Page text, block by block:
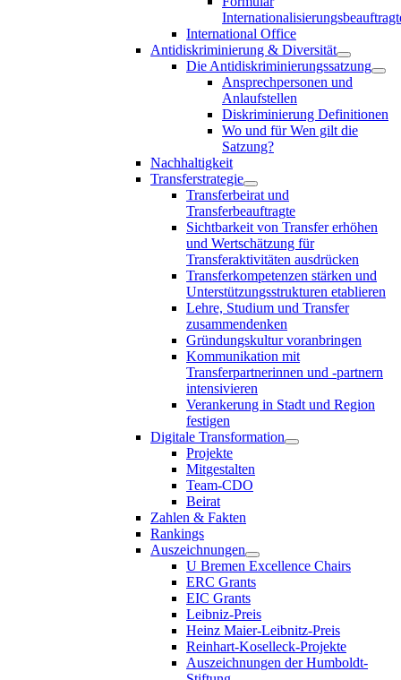
International Office
Antidiskriminierung & Diversität
Die Antidiskriminierungssatzung
Ansprechpersonen und
Anlaufstellen
Diskriminierung Definitionen
Wo und für Wen gilt die
Satzung?
Nachhaltigkeit
Transferstrategie
Transferbeirat und
Transferbeauftragte
Sichtbarkeit von Transfer erhöhen
und Wertschätzung für
Transferaktivitäten ausdrücken
Transferkompetenzen stärken und
Unterstützungsstrukturen etablieren
Lehre, Studium und Transfer
zusammendenken
Gründungskultur voranbringen
Kommunikation mit
Transferpartnerinnen und -partnern
intensivieren
Verankerung in Stadt und Region
festigen
Digitale Transformation
Projekte
Mitgestalten
Team-CDO
Beirat
Zahlen & Fakten
Rankings
Auszeichnungen
U Bremen Excellence Chairs
ERC Grants
EIC Grants
Leibniz-Preis
Heinz Maier-Leibnitz-Preis
Reinhart-Koselleck-Projekte
Auszeichnungen der Humboldt-